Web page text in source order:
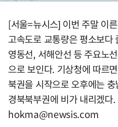
[서울=뉴시스] 이번 주말 이
고속도로 교통량은 평소보
영동선, 서해안선 등 주요노
으로 보인다. 기상청에 따르
북권을 시작으로 오후에는
경북북부권에 비가 내리겠다
hokma@newsis.com